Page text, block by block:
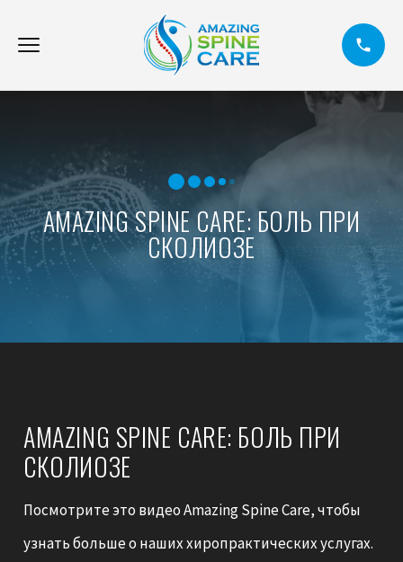
AMAZING SPINE CARE: БОЛЬ ПРИ
СКОЛИОЗЕ
AMAZING SPINE CARE: БОЛЬ ПРИ
СКОЛИОЗЕ
Посмотрите это видео Amazing Spine Care, чтобы
узнать больше о наших хиропрактических услугах.